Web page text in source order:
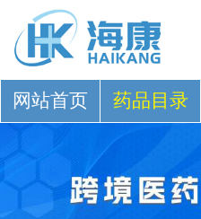
网站首页 药品目录